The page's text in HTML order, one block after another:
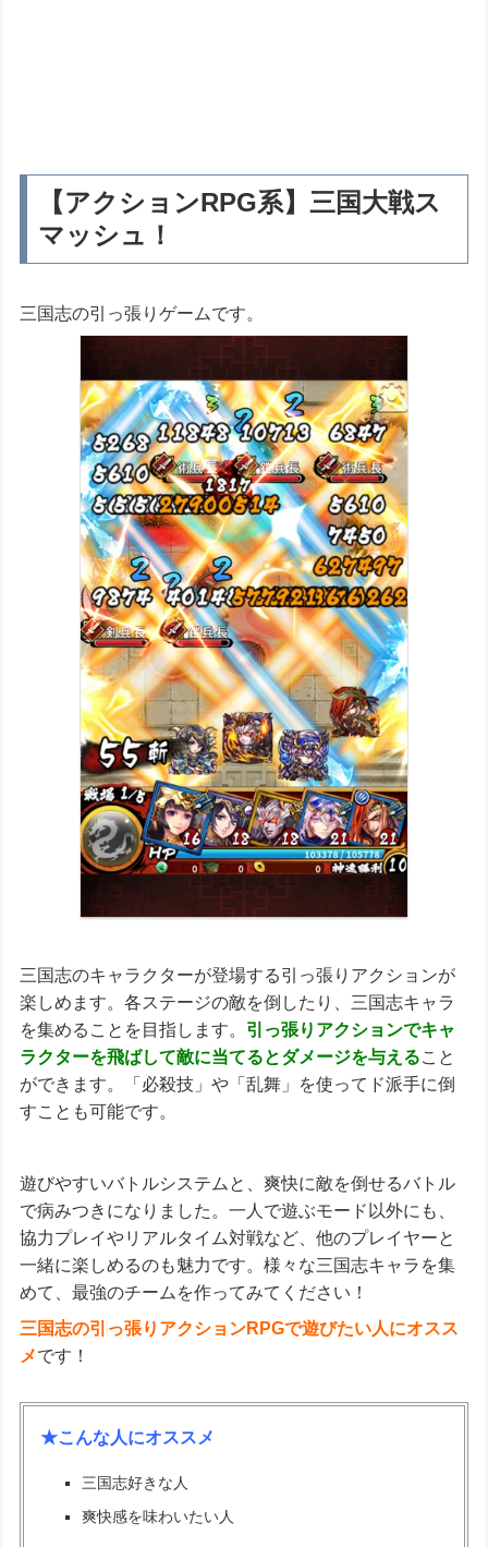
【アクションRPG系】三国大戦ス
マッシュ！
三国志の引っ張りゲームです。
三国志のキャラクターが登場する引っ張りアクションが
楽しめます。各ステージの敵を倒したり、三国志キャラ
を集めることを目指します。 引っ張りアクションでキャ
ラクターを飛ばして敵に当てるとダメージを与えること
ができます。「必殺技」や「乱舞」を使ってド派手に倒
すことも可能です。
遊びやすいバトルシステムと、爽快に敵を倒せるバトル
で病みつきになりました。一人で遊ぶモード以外にも、
協力プレイやリアルタイム対戦など、他のプレイヤーと
一緒に楽しめるのも魅力です。様々な三国志キャラを集
めて、最強のチームを作ってみてください！
三国志の引っ張りアクションRPGで遊びたい人にオスス
メです！
★こんな人にオススメ
三国志好きな人
爽快感を味わいたい人